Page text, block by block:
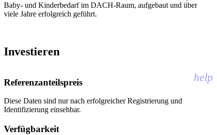
Baby- und Kinderbedarf im DACH-Raum, aufgebaut und über
viele Jahre erfolgreich geführt.
Investieren
Referenzanteilspreis help
Diese Daten sind nur nach erfolgreicher Registrierung und
Identifizierung einsehbar.
Verfügbarkeit